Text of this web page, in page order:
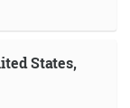
States,